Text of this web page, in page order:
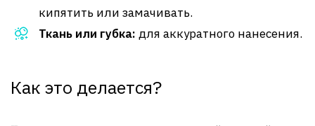
кипятить или замачивать.
Ткань или губка: для аккуратного нанесения.
Как это делается?